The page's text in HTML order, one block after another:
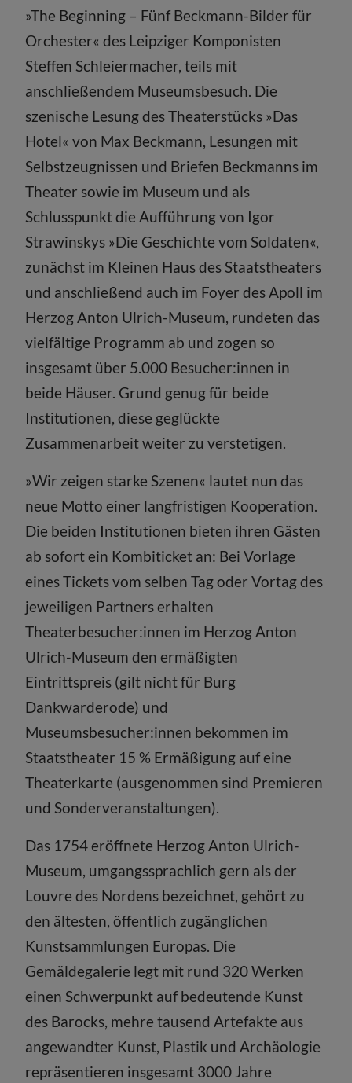
»The Beginning – Fünf Beckmann-Bilder für
Orchester« des Leipziger Komponisten
Steffen Schleiermacher, teils mit
anschließendem Museumsbesuch. Die
szenische Lesung des Theaterstücks »Das
Hotel« von Max Beckmann, Lesungen mit
Selbstzeugnissen und Briefen Beckmanns im
Theater sowie im Museum und als
Schlusspunkt die Aufführung von Igor
Strawinskys »Die Geschichte vom Soldaten«,
zunächst im Kleinen Haus des Staatstheaters
und anschließend auch im Foyer des Apoll im
Herzog Anton Ulrich-Museum, rundeten das
vielfältige Programm ab und zogen so
insgesamt über 5.000 Besucher:innen in
beide Häuser. Grund genug für beide
Institutionen, diese geglückte
Zusammenarbeit weiter zu verstetigen.
»Wir zeigen starke Szenen« lautet nun das
neue Motto einer langfristigen Kooperation.
Die beiden Institutionen bieten ihren Gästen
ab sofort ein Kombiticket an: Bei Vorlage
eines Tickets vom selben Tag oder Vortag des
jeweiligen Partners erhalten
Theaterbesucher:innen im Herzog Anton
Ulrich-Museum den ermäßigten
Eintrittspreis (gilt nicht für Burg
Dankwarderode) und
Museumsbesucher:innen bekommen im
Staatstheater 15 % Ermäßigung auf eine
Theaterkarte (ausgenommen sind Premieren
und Sonderveranstaltungen).
Das 1754 eröffnete Herzog Anton Ulrich-
Museum, umgangssprachlich gern als der
Louvre des Nordens bezeichnet, gehört zu
den ältesten, öffentlich zugänglichen
Kunstsammlungen Europas. Die
Gemäldegalerie legt mit rund 320 Werken
einen Schwerpunkt auf bedeutende Kunst
des Barocks, mehre tausend Artefakte aus
angewandter Kunst, Plastik und Archäologie
repräsentieren insgesamt 3000 Jahre